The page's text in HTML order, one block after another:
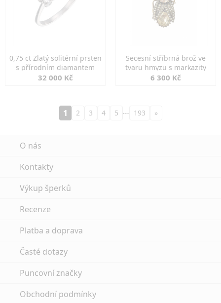
0,75 ct Zlatý solitérní prsten
s přírodním diamantem
32 000 Kč
Secesní stříbrná brož ve
tvaru hmyzu s markazity
6 300 Kč
1 2 3 4 5 … 193 »
O nás
Kontakty
Výkup šperků
Recenze
Platba a doprava
Časté dotazy
Puncovní značky
Obchodní podmínky